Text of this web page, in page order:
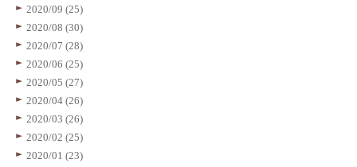
2020/09 (25)
2020/08 (30)
2020/07 (28)
2020/06 (25)
2020/05 (27)
2020/04 (26)
2020/03 (26)
2020/02 (25)
2020/01 (23)